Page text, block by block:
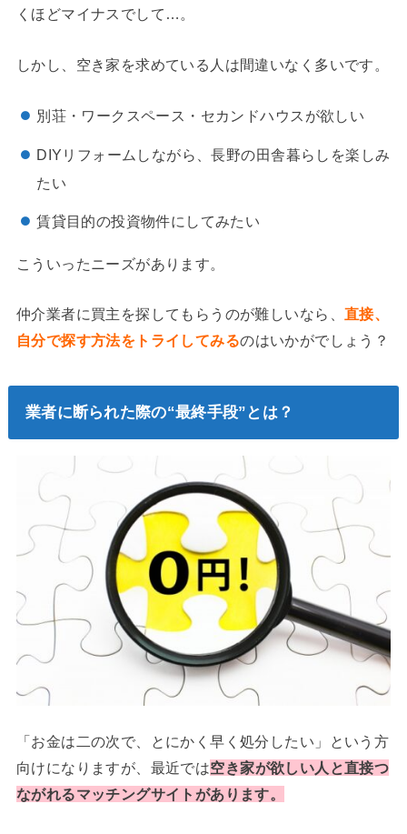
くほどマイナスでして…。
しかし、空き家を求めている人は間違いなく多いです。
別荘・ワークスペース・セカンドハウスが欲しい
DIYリフォームしながら、長野の田舎暮らしを楽しみ
たい
賃貸目的の投資物件にしてみたい
こういったニーズがあります。
仲介業者に買主を探してもらうのが難しいなら、 直接、
自分で探す方法をトライしてみるのはいかがでしょう？
業者に断られた際の“最終手段”とは？
「お金は二の次で、とにかく早く処分したい」という方
向けになりますが、最近では空き家が欲しい人と直接つ
ながれるマッチングサイトがあります。